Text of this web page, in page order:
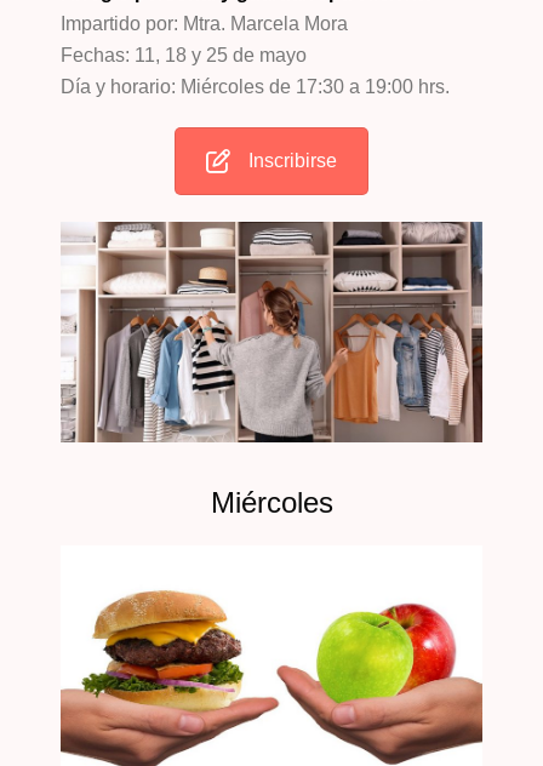
Impartido por: Mtra. Marcela Mora
Fechas: 11, 18 y 25 de mayo
Día y horario: Miércoles de 17:30 a 19:00 hrs.
Inscribirse
Miércoles